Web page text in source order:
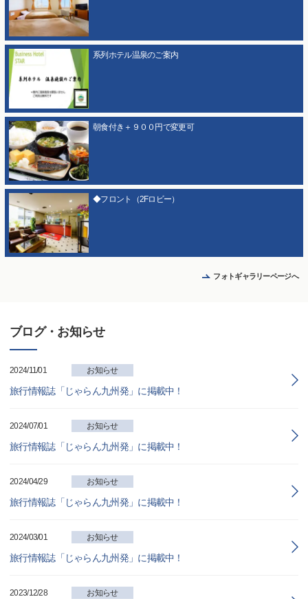
系列ホテル温泉のご案内
朝食付き＋９００円で変更可
◆フロント（2Fロビー）
フォトギャラリーページへ
ブログ・お知らせ
2024/11/01 お知らせ
旅行情報誌「じゃらん九州発」に掲載中！
2024/07/01 お知らせ
旅行情報誌「じゃらん九州発」に掲載中！
2024/04/29 お知らせ
旅行情報誌「じゃらん九州発」に掲載中！
2024/03/01 お知らせ
旅行情報誌「じゃらん九州発」に掲載中！
2023/12/28 お知らせ